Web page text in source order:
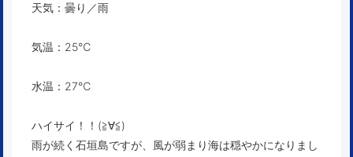
天気：曇り／雨
気温：25℃
水温：27℃
ハイサイ！！(≧∀≦)
雨が続く石垣島ですが、風が弱まり海は穏やかになりまし